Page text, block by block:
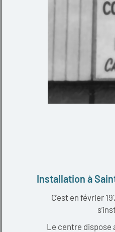
Installation à
C'est en février
Le centre dispose